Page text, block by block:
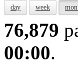
day week
76,879
00:00.